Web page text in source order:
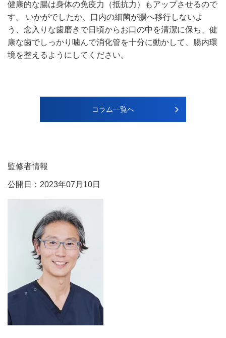
健康的な腸は身体の免疫力（抵抗力）もアップさせるので
す。 いかがでしたか、口内の細菌が腸へ移行しないよ
う、念入りな歯磨きで日頃からお口の中を清潔に保ち、健
康な歯でしっかり噛んで消化管を十分に動かして、腸内環
境を整えるようにしてください。
コラム一覧へ
監修者情報
公開日：2023年07月10日